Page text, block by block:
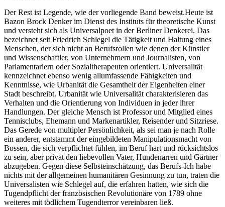
Der Rest ist Legende, wie der vorliegende Band beweist.Heute ist
Bazon Brock Denker im Dienst des Instituts für theoretische Kunst
und versteht sich als Universalpoet in der Berliner Denkerei. Das
bezeichnet seit Friedrich Schlegel die Tätigkeit und Haltung eines
Menschen, der sich nicht an Berufsrollen wie denen der Künstler
und Wissenschaftler, von Unternehmern und Journalisten, von
Parlamentariern oder Sozialtherapeuten orientiert. Universalität
kennzeichnet ebenso wenig allumfassende Fähigkeiten und
Kenntnisse, wie Urbanität die Gesamtheit der Eigenheiten einer
Stadt beschreibt. Urbanität wie Universalität charakterisieren das
Verhalten und die Orientierung von Individuen in jeder ihrer
Handlungen. Der gleiche Mensch ist Professor und Mitglied eines
Tennisclubs, Ehemann und Markenartikler, Reisender und Sitzriese.
Das Gerede von multipler Persönlichkeit, als sei man je nach Rolle
ein anderer, entstammt der eingebildeten Manipulationsmacht von
Bossen, die sich verpflichtet fühlen, im Beruf hart und rücksichtslos
zu sein, aber privat den liebevollen Vater, Hundenarren und Gärtner
abzugeben. Gegen diese Selbsteinschätzung, das Berufs-Ich habe
nichts mit der allgemeinen humanitären Gesinnung zu tun, traten die
Universalisten wie Schlegel auf, die erfahren hatten, wie sich die
Tugendpflicht der französischen Revolutionäre von 1789 ohne
weiteres mit tödlichem Tugendterror vereinbaren ließ.